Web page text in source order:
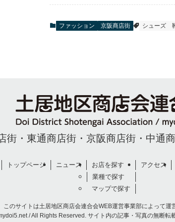
ファッション 京阪商店街 シューズ
街 ・ 東通商店街 ・ 京阪商店街 ・ 中通
トップページ ニュース
お店を探す
業種で探す
マップで探す
アクセス
このサイトは土居地区商店会連合会WEB運営事業部によって運
/ All Rights Reserved. サイト内の記事・写真の無断転